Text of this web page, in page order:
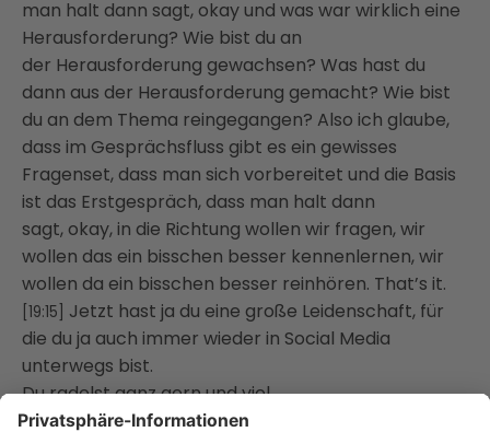
man halt dann sagt, okay und was war wirklich eine
Herausforderung? Wie bist du an
der Herausforderung gewachsen? Was hast du
dann aus der Herausforderung gemacht? Wie bist
du an dem Thema reingegangen? Also ich glaube,
dass im Gesprächsfluss gibt es ein gewisses
Fragenset, dass man sich vorbereitet und die Basis
ist das Erstgespräch, dass man halt dann
sagt, okay, in die Richtung wollen wir fragen, wir
wollen das ein bisschen besser kennenlernen,wir
wollen da ein bisschen besser reinhören. That’s it.
[19:15]
Jetzt hast ja du eine große Leidenschaft, für
die du ja auch immer wieder in Social Media
unterwegs bist.
Du radelst ganz gern und viel.
Und jetzt ist genau heute von dir ein Posting